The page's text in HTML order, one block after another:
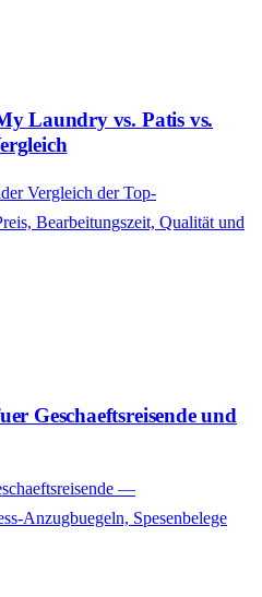
Laundry vs. Patis vs.
Vergleich der Top-
Bearbeitungszeit, Qualität und
Geschaeftsreisende und
—
Anzugbuegeln, Spesenbelege